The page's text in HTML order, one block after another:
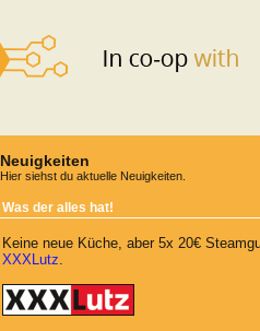
Neuigkeiten
Hier siehst du aktuelle Neuigkeiten.
Was der alles hat!
Keine neue Küche, aber 5x 20€
XXXLutz.